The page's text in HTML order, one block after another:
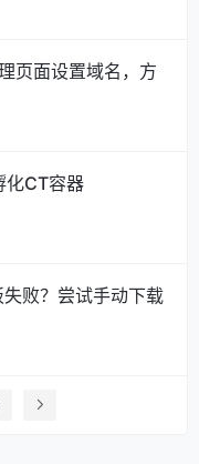
页面设置域名，方
化CT容器
败？尝试手动下载